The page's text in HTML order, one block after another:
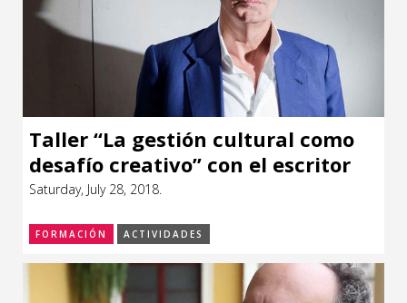
Taller “La gestión cultural como
desafío creativo” con el escritor
español Juan Bolea
Saturday, July 28, 2018.
FORMACIÓN ACTIVIDADES